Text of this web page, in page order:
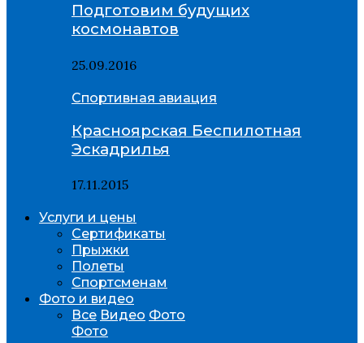
Подготовим будущих
космонавтов
25.09.2016
Спортивная авиация
Красноярская Беспилотная
Эскадрилья
17.11.2015
Услуги и цены
Сертификаты
Прыжки
Полеты
Спортсменам
Фото и видео
Все Видео Фото
Фото